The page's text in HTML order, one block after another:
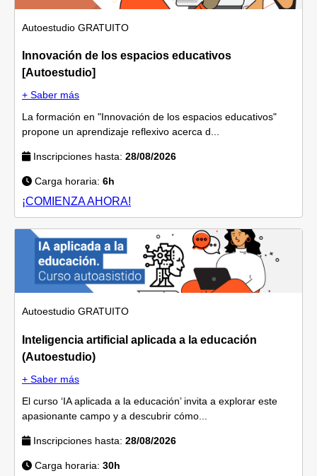
Autoestudio GRATUITO
Innovación de los espacios educativos
[Autoestudio]
+ Saber más
La formación en "Innovación de los espacios educativos"
propone un aprendizaje reflexivo acerca d...
Inscripciones hasta: 28/08/2026
Carga horaria: 6h
¡COMIENZA AHORA!
Autoestudio GRATUITO
Inteligencia artificial aplicada a la educación
(Autoestudio)
+ Saber más
El curso ‘IA aplicada a la educación’ invita a explorar este
apasionante campo y a descubrir cómo...
Inscripciones hasta: 28/08/2026
Carga horaria: 30h